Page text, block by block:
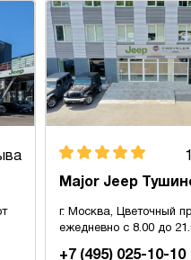
Major Jeep
г. Москва, Цветочный
ежедневно с 8.00 до
+7 (495) 025-10-10